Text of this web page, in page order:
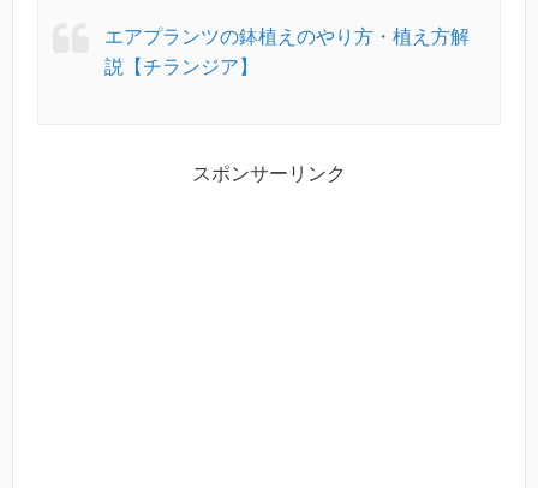
エアプランツの鉢植えのやり方・植え方解
説【チランジア】
スポンサーリンク